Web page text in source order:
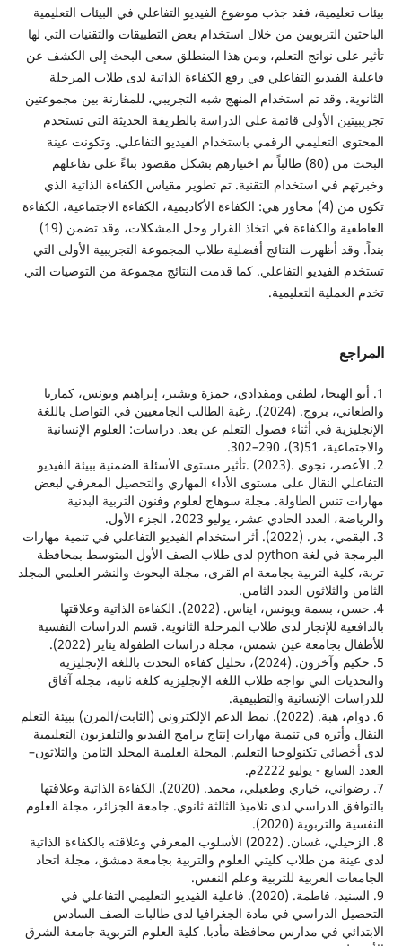
فقد جذب موضوع الفيديو التفاعلي في البيئات التعليمية
التربويين من خلال استخدام بعض التطبيقات والتقنيات التي لها
نواتج التعلم، ومن هذا المنطلق سعى البحث إلى الكشف عن
التفاعلي في رفع الكفاءة الذاتية لدى طلاب المرحلة
وقد تم استخدام المنهج شبه التجريبي، للمقارنة بين مجموعتين
الأولى قائمة على الدراسة بالطريقة الحديثة التي تستخدم
التعليمي الرقمي باستخدام الفيديو التفاعلي. وتكونت عينة
البحث من (80) طالباً تم اختيارهم بشكل مقصود بناءً على تفاعلهم
في استخدام التقنية. تم تطوير مقياس الكفاءة الذاتية الذي
تكون من (4) محاور هي: الكفاءة الأكاديمية، الكفاءة الاجتماعية، الكفاءة
العاطفية والكفاءة في اتخاذ القرار وحل المشكلات، وقد تضمن (19)
أظهرت النتائج أفضلية طلاب المجموعة التجريبية الأولى التي
التفاعلي. كما قدمت النتائج مجموعة من التوصيات التي
التعليمية.
الهيجا، لطفي ومقدادي، حمزة وبشير، إبراهيم ويونس، كماريا
والطعاني، بروج. (2024). رغبة الطالب الجامعيين في التواصل باللغة
في أثناء فصول التعلم عن بعد. دراسات: العلوم الإنسانية
290–302.
2. الأعصر، نجوى .(2023) .تأثير مستوى الأسئلة الضمنية ببيئة الفيديو
النقال على مستوى الأداء المهاري والتحصيل المعرفي لبعض
الطاولة. مجلة سوهاج لعلوم وفنون التربية البدنية
الحادي عشر، يوليو 2023، الجزء الأول.
3. البقمي، بدر. (2022). أثر استخدام الفيديو التفاعلي في تنمية مهارات
البرمجة في لغة python لدى طلاب الصف الأول المتوسط بمحافظة
التربية بجامعة ام القرى، مجلة البحوث والنشر العلمي المجلد
العدد الثامن.
4. حسن، بسمة ويونس، ايناس. (2022). الكفاءة الذاتية وعلاقتها
للإنجاز لدى طلاب المرحلة الثانوية. قسم الدراسات النفسية
بجامعة عين شمس، مجلة دراسات الطفولة يناير (2022).
5. حكيم وآخرون. (2024)، تحليل كفاءة التحدث باللغة الإنجليزية
التي تواجه طلاب اللغة الإنجليزية كلغة ثانية، مجلة آفاق
الإنسانية والتطبيقية.
6. دوام، هبة. (2022). نمط الدعم الإلكتروني (الثابت/المرن) ببيئة التعلم
في تنمية مهارات إنتاج برامج الفيديو والتلفزيون التعليمية
تكنولوجيا التعليم. المجلة العلمية المجلد الثامن والثلاثون–
- يوليو 2222م.
7. رضواني، خياري وطعبلي، محمد. (2020). الكفاءة الذاتية وعلاقتها
الدراسي لدى تلاميذ الثالثة ثانوي. جامعة الجزائر، مجلة العلوم
(2020).
8. الزحيلي، غسان. (2022) الأسلوب المعرفي وعلاقته بالكفاءة الذاتية
من طلاب كليتي العلوم والتربية بجامعة دمشق، مجلة اتحاد
العربية للتربية وعلم النفس.
9. السنيد، فاطمة. (2020). فاعلية الفيديو التعليمي التفاعلي في
الدراسي في مادة الجغرافيا لدى طالبات الصف السادس
في مدارس محافظة مأدبا. كلية العلوم التربوية جامعة الشرق